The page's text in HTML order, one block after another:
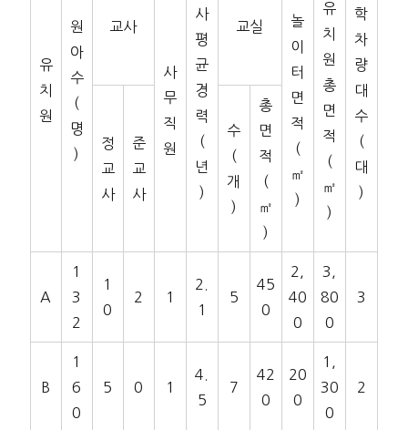
유
치
원
원
아
수
(
명
)
사
평
균
경
력
(
년
)
학
차
량
대
수
(
대
)
교사
사
무
직
원
교실
놀
이
터
면
적
(
㎡
)
유
치
원
총
면
적
(
㎡
)
정
교
사
준
교
사
수
(
개
)
총
면
적
(
㎡
)
A
1
3
2
1
0
2 1
2.
1
5
45
0
2,
40
0
3,
80
0
3
B
1
6
0
5 0 1
4.
5
7
42
0
20
0
1,
30
0
2